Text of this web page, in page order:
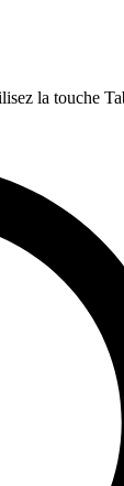
la touche